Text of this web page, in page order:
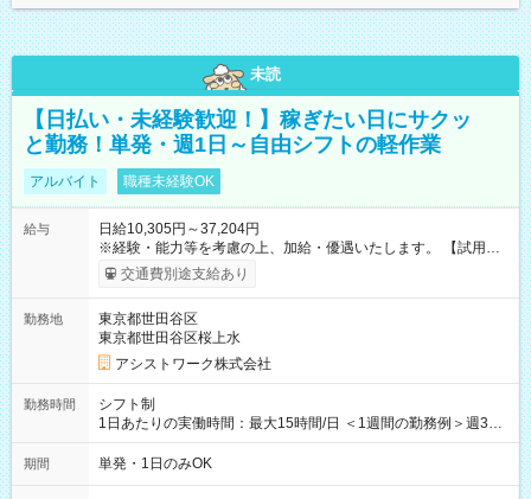
未読
【日払い・未経験歓迎！】稼ぎたい日にサクッ
と勤務！単発・週1日～自由シフトの軽作業
アルバイト 職種未経験OK
給与
日給10,305円～37,204円
※経験・能力等を考慮の上、加給・優遇いたします。 【試用期
間】試用期間なし
交通費別途支給あり
勤務地
東京都世田谷区
東京都世田谷区桜上水
アシストワーク株式会社
勤務時間
シフト制
1日あたりの実働時間：最大15時間/日 ＜1週間の勤務例＞週3回
勤務 勤務：月・水・金 休み：火・木・土・日 好きな時にお仕事
可能です！ ※1日あたりの最大実働時間は日勤、夜勤共に勤務し
期間 単発・1日のみOK